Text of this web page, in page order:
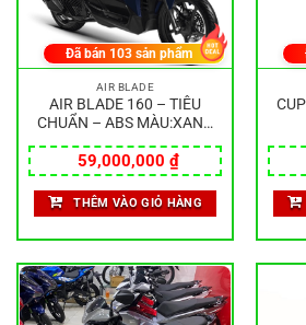
AIR BLADE
AIR BLADE 160 – TIÊU
CHUẨN – ABS MÀU:XANH
59,000,000 ₫
Đã bán 103 sản phẩm
THÊM VÀO GIỎ HÀNG